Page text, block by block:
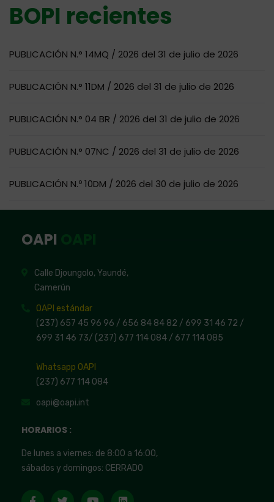
BOPI recientes
PUBLICACIÓN N.° 14MQ / 2026 del 31 de julio de 2026
PUBLICACIÓN N.° 11DM / 2026 del 31 de julio de 2026
PUBLICACIÓN N.° 04 BR / 2026 del 31 de julio de 2026
PUBLICACIÓN N.° 07NC / 2026 del 31 de julio de 2026
PUBLICACIÓN N.º 10DM / 2026 del 30 de julio de 2026
OAPI
Calle Djoungolo, Yaundé,
Camerún
OAPI estándar
(237) 657 45 96 96 / 656 84 84 82 / 699 31 46 72 /
699 31 46 73/ (237) 677 114 084 / 677 114 085
Whatsapp OAPI
(237) 677 114 084
oapi@oapi.int
HORARIOS :
De lunes a viernes: de 8:00 a 16:00,
sábados y domingos: CERRADO